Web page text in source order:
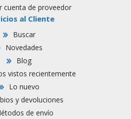
cuenta de proveedor
al Cliente
Buscar
Novedades
Blog
vistos recientemente
Lo nuevo
y devoluciones
de envío